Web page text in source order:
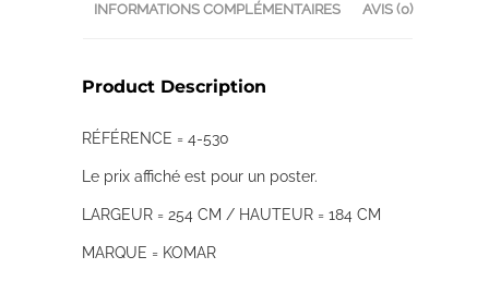
INFORMATIONS COMPLÉMENTAIRES AVIS (0)
Product Description
RÉFÉRENCE = 4-530
Le prix affiché est pour un poster.
LARGEUR = 254 CM / HAUTEUR = 184 CM
MARQUE = KOMAR